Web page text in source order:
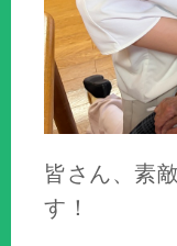
皆さん、素
す！